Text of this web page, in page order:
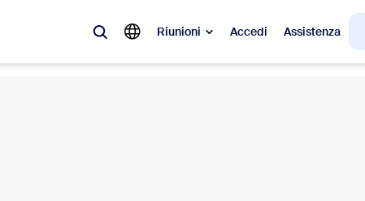
Riunioni Accedi Assistenza